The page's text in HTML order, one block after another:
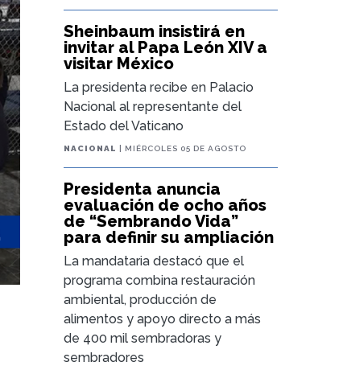
Sheinbaum insistirá en
invitar al Papa León XIV a
visitar México
La presidenta recibe en Palacio
Nacional al representante del
Estado del Vaticano
NACIONAL | MIÉRCOLES 05 DE AGOSTO
Presidenta anuncia
evaluación de ocho años
de “Sembrando Vida”
para definir su ampliación
La mandataria destacó que el
programa combina restauración
ambiental, producción de
alimentos y apoyo directo a más
de 400 mil sembradoras y
sembradores